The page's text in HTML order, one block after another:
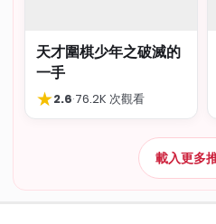
天才圍棋少年之破滅的
一手
★2.6·76.2K 次觀看
載入更多